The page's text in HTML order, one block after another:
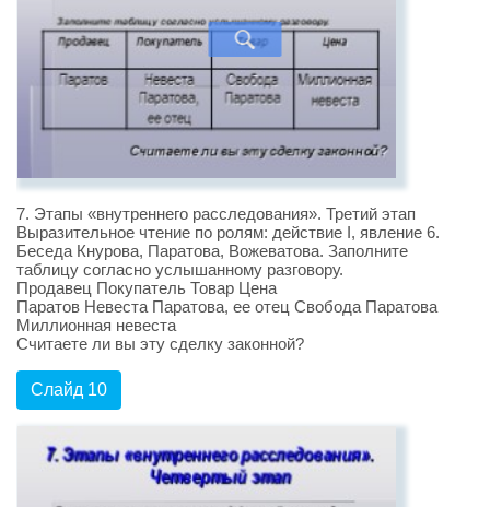
7. Этапы «внутреннего расследования». Третий этап
Выразительное чтение по ролям: действие I, явление 6.
Беседа Кнурова, Паратова, Вожеватова. Заполните
таблицу согласно услышанному разговору.
Продавец Покупатель Товар Цена
Паратов Невеста Паратова, ее отец Свобода Паратова
Миллионная невеста
Считаете ли вы эту сделку законной?
Слайд 10